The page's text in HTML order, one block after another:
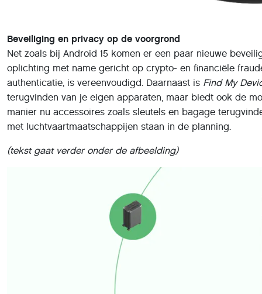
Beveiliging en privacy op de voorgrond
Net zoals bij Android 15 komen er een paar nieuwe
oplichting met name gericht op crypto- en financiële
authenticatie, is vereenvoudigd. Daarnaast is Find My
terugvinden van je eigen apparaten, maar biedt ook de
manier nu accessoires zoals sleutels en bagage
met luchtvaartmaatschappijen staan in de planning.
(tekst gaat verder onder de afbeelding)